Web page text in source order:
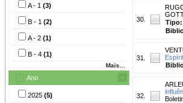
A - 1 (3)
B - 1 (2)
A - 2 (1)
B - 4 (1)
Mais...
Ano
2025 (5)
30.
Tipo:
31.
32.